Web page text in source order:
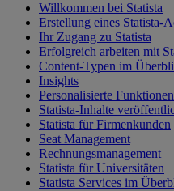
Willkommen bei Statista
Erstellung eines Statista-
Ihr Zugang zu Statista
Erfolgreich arbeiten mit
Content-Typen im
Insights
Personalisierte Funktionen
Statista-Inhalte
Statista für Firmenkunden
Seat Management
Rechnungsmanagement
Statista für Universitäten
Statista Services im